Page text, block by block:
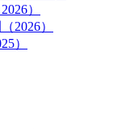
）
2026）
）